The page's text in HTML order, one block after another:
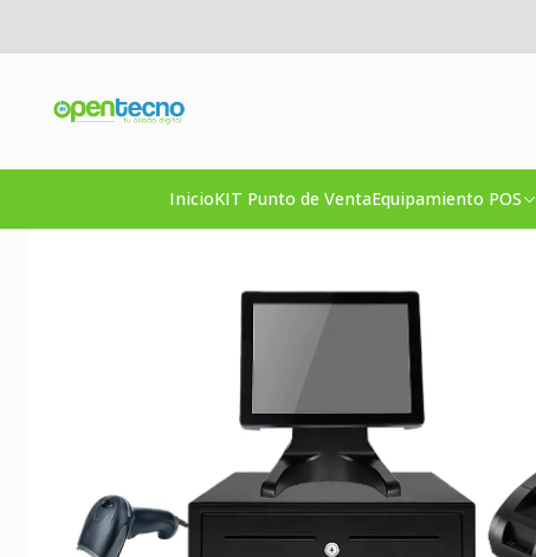
InicioKIT Punto de VentaEquipamiento POS